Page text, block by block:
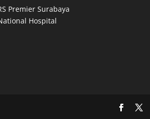
Premier Surabaya
Hospital